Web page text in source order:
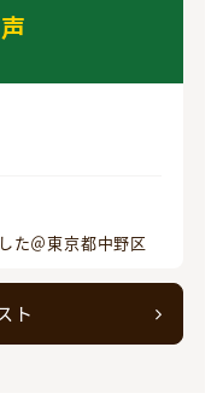
声
た＠東京都中野区
ト